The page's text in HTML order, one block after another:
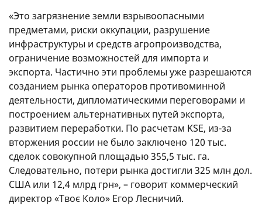
«Это загрязнение земли взрывоопасными
предметами, риски оккупации, разрушение
инфраструктуры и средств агропроизводства,
ограничение возможностей для импорта и
экспорта. Частично эти проблемы уже разрешаются
созданием рынка операторов противоминной
деятельности, дипломатическими переговорами и
построением альтернативных путей экспорта,
развитием переработки. По расчетам KSE, из-за
вторжения россии не было заключено 120 тыс.
сделок совокупной площадью 355,5 тыс. га.
Следовательно, потери рынка достигли 325 млн дол.
США или 12,4 млрд грн», – говорит коммерческий
директор «Твоє Коло» Егор Лесничий.